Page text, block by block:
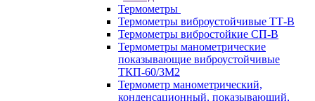
Термометры
Термометры виброустойчивые ТТ-В
Термометры вибростойкие СП-В
Термометры манометрические
показывающие виброустойчивые
ТКП-60/3М2
Термометр манометрический,
конденсационный, показывающий,